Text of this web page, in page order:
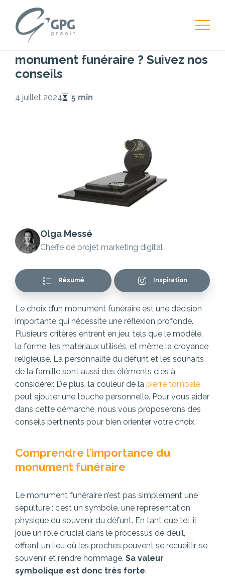
Monument Funéraire
Comment bien choisir son
monument funéraire ? Suivez nos
conseils
4 juillet 2024 5 min
Le choix d’un monument funéraire est une décision
importante qui nécessite une réflexion profonde.
Plusieurs critères entrent en jeu, tels que le modèle,
la forme, les matériaux utilisés, et même la croyance
religieuse. La personnalité du défunt et les souhaits
de la famille sont aussi des éléments clés à
considérer. De plus, la couleur de la pierre tombale
peut ajouter une touche personnelle. Pour vous aider
dans cette démarche, nous vous proposerons des
conseils pertinents pour bien orienter votre choix.
Comprendre l’importance du
monument funéraire
Le monument funéraire n’est pas simplement une
sépulture : c’est un symbole, une représentation
physique du souvenir du défunt. En tant que tel, il
joue un rôle crucial dans le processus de deuil,
offrant un lieu où les proches peuvent se recueillir, se
souvenir et rendre hommage. Sa valeur
symbolique est donc très forte.
Olga Messé
Cheffe de projet marketing digital
Résumé Inspiration